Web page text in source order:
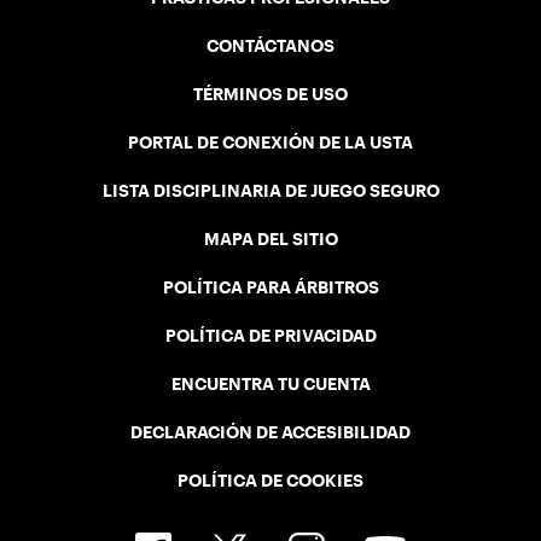
CONTÁCTANOS
TÉRMINOS DE USO
PORTAL DE CONEXIÓN DE LA USTA
LISTA DISCIPLINARIA DE JUEGO SEGURO
MAPA DEL SITIO
POLÍTICA PARA ÁRBITROS
POLÍTICA DE PRIVACIDAD
ENCUENTRA TU CUENTA
DECLARACIÓN DE ACCESIBILIDAD
POLÍTICA DE COOKIES